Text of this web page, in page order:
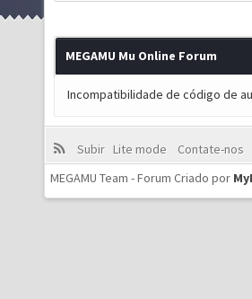
MEGAMU Mu Online Forum
Incompatibilidade de código de
Subir Lite mode
Contate-nos
MEGAMU Team - Forum Criado por